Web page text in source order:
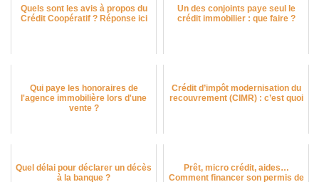
Quels sont les avis à propos du
Crédit Coopératif ? Réponse ici
Un des conjoints paye seul le
crédit immobilier : que faire ?
Qui paye les honoraires de
l'agence immobilière lors d'une
vente ?
Crédit d’impôt modernisation du
recouvrement (CIMR) : c’est quoi
Quel délai pour déclarer un décès
à la banque ?
Prêt, micro crédit, aides…
Comment financer son permis de